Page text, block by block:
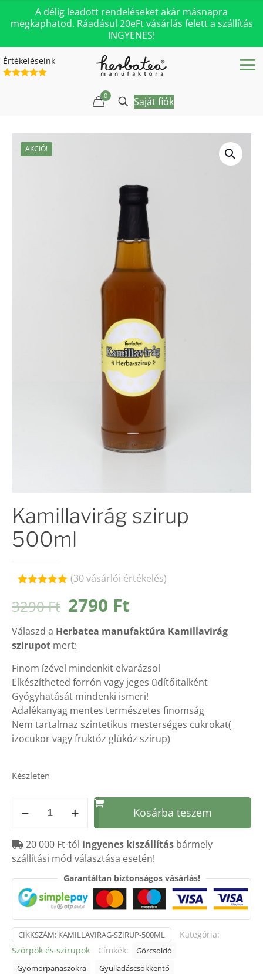
A délig leadott rendeléseket akár másnapra
megkaphatod. Ráadásul 20eFt vásárlás felett a szállítás
INGYENES!
Értékeléseink
0 Saját fiók
AKCIÓ!
Kamillavirág szirup
500ml
4.93az 5-
ből,
alapján
(30vásárlói értékelés)
3290Ft Original
price
was:
3290 Ft.
2790 Ft
price
is:
2790 Ft.
Válaszd a Herbatea manufaktúra Kamillavirág
szirupot mert:
Finom ízével mindenkit elvarázsol
Elkészítheted forrón vagy jeges üdítőitalként
Gyógyhatását mindenki ismeri!
Adalékanyag mentes természetes finomság
Nem tartalmaz szintetikus mesterséges cukrokat(
izocukor vagy fruktóz glükóz szirup)
Készleten
mennyiség
Kosárba teszem
20 000 Ft-tól ingyenes kiszállítás bármely
szállítási mód választása esetén!
Garantáltan biztonságos vásárlás!
CIKKSZÁM: KAMILLAVIRAG-SZIRUP-500ML
Kategória:
Szörpök és szirupok
Címkék:
Görcsoldó
Gyomorpanaszokra
Gyulladáscsökkentő